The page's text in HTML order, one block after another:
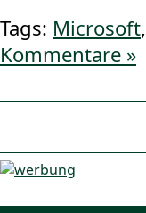
Tags: Microsoft,
Kommentare »